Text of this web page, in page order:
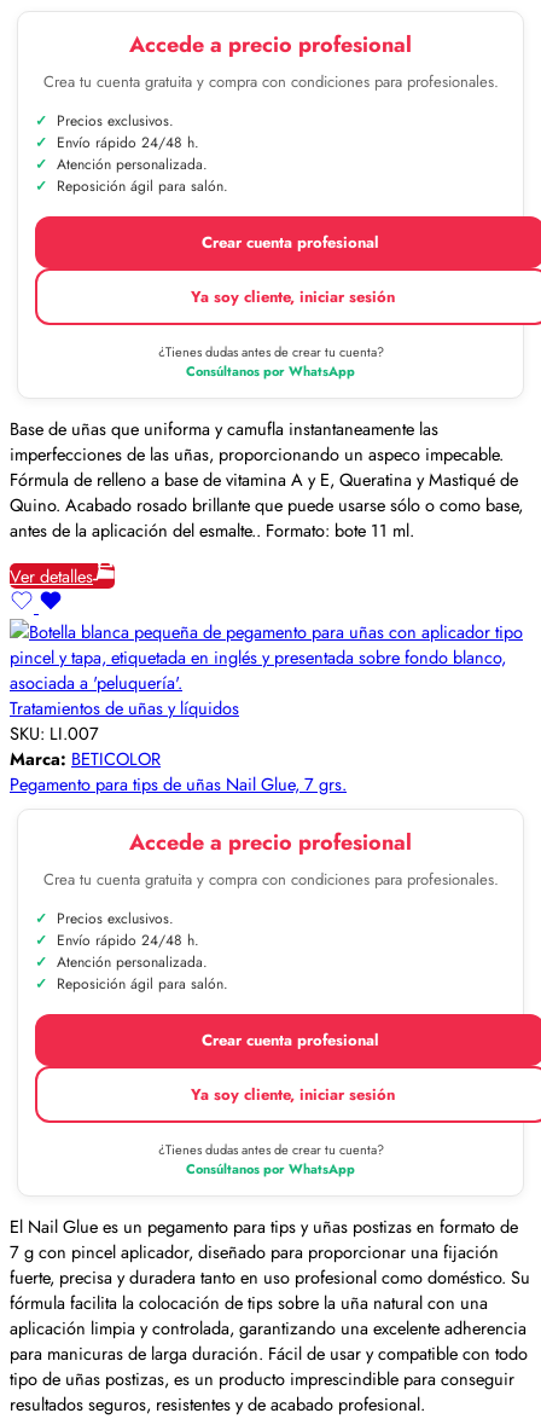
Accede a precio profesional
Crea tu cuenta gratuita y compra con condiciones para profesionales.
Precios exclusivos.
Envío rápido 24/48 h.
Atención personalizada.
Reposición ágil para salón.
Crear cuenta profesional
Ya soy cliente, iniciar sesión
¿Tienes dudas antes de crear tu cuenta?
Consúltanos por WhatsApp
Base de uñas que uniforma y camufla instantaneamente las
imperfecciones de las uñas, proporcionando un aspeco impecable.
Fórmula de relleno a base de vitamina A y E, Queratina y Mastiqué de
Quino. Acabado rosado brillante que puede usarse sólo o como base,
antes de la aplicación del esmalte.. Formato: bote 11 ml.
Ver detalles
Tratamientos de uñas y líquidos
SKU: LI.007
Marca: BETICOLOR
Pegamento para tips de uñas Nail Glue, 7 grs.
Accede a precio profesional
Crea tu cuenta gratuita y compra con condiciones para profesionales.
Precios exclusivos.
Envío rápido 24/48 h.
Atención personalizada.
Reposición ágil para salón.
Crear cuenta profesional
Ya soy cliente, iniciar sesión
¿Tienes dudas antes de crear tu cuenta?
Consúltanos por WhatsApp
El Nail Glue es un pegamento para tips y uñas postizas en formato de
7 g con pincel aplicador, diseñado para proporcionar una fijación
fuerte, precisa y duradera tanto en uso profesional como doméstico. Su
fórmula facilita la colocación de tips sobre la uña natural con una
aplicación limpia y controlada, garantizando una excelente adherencia
para manicuras de larga duración. Fácil de usar y compatible con todo
tipo de uñas postizas, es un producto imprescindible para conseguir
resultados seguros, resistentes y de acabado profesional.